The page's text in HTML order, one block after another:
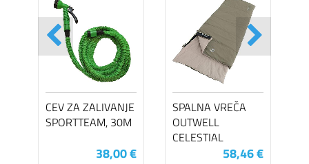
CEV ZA ZALIVANJE
SPORTTEAM, 30M
38,00 €
SPALNA VREČA
OUTWELL
CELESTIAL
58,46 €